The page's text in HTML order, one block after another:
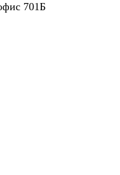
701Б